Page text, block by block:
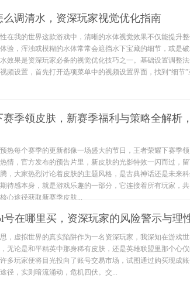
么调清水，资深玩家视觉优化指南
在我的世界这款游戏中，清晰的水体视觉效果不仅能提升
验，浑浊或模糊的水体常常会遮挡水下宝藏的细节，或是
效果是资深玩家必备的视觉优化技巧之一。基础设置调整
频设置，首先打开选项菜单中的视频设置界面，找到“细节”
赛季领皮肤，新赛季福利与策略全解析
热每个赛季的更新都像一场盛大的节日，王者荣耀下赛季
情，官方发布的预告片里，新皮肤的光影特效一闪而过，留
，大家热烈讨论着皮肤的主题风格，是古典神话还是未来
待感本身，就是游戏乐趣的一部分，它连接着所有玩家，
心途径获取新赛季皮肤...
号在哪里买，资深玩家的风险警示与理
，虚拟世界的真实陷阱作为一名资深玩家，我深知在游戏
无论是和平精英中那身稀有皮肤，还是英雄联盟里那个心
多玩家便将目光投向了账号交易市场，试图通过购买现成账
径，实则暗流涌动，危机四伏。交...